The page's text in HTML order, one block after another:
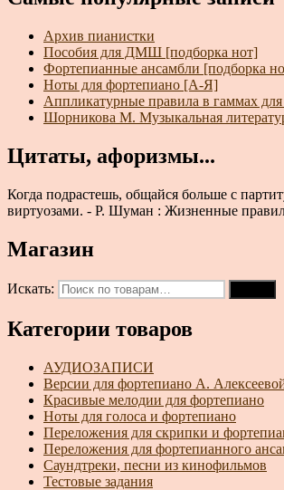
Архив пианистки
Пособия для ДМШ [подборка нот]
Фортепианные ансамбли [подборка
Ноты для фортепиано [А-Я]
Аппликатурные правила в гаммах
Шорникова М. Музыкальная
Цитаты, афоризмы...
Когда подрастешь, общайся больше с
виртуозами. - Р. Шуман : Жизненные
Магазин
Искать:
Категории товаров
АУДИОЗАПИСИ
Версии для фортепиано А.
Красивые мелодии для фортепиано
Ноты для голоса и фортепиано
Переложения для скрипки и
Переложения для фортепианного
Саундтреки, песни из кинофильмов
Тестовые задания